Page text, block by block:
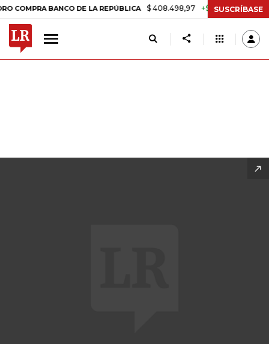
DE LA REPÚBLICA $ 408.498,97 +$ 8.753,81 +2,19% TASA DE
SUSCRÍBASE